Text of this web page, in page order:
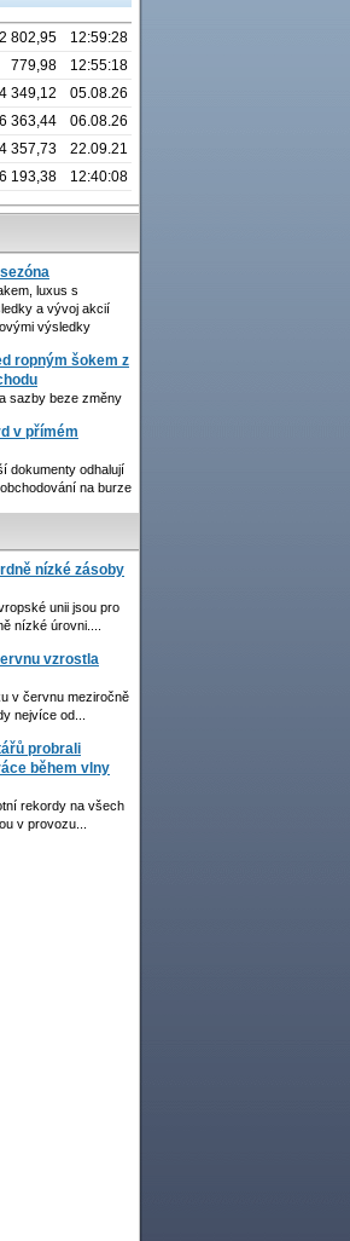
2 802,95
12:59:28
779,98
12:55:18
349,12
05.08.26
363,44
06.08.26
4 357,73
22.09.21
193,38 12:40:08
luxus s
a vývoj akcií
výsledky
ropným šokem z
sazby beze změny
v přímém
dokumenty odhalují
na burze
nízké zásoby
unii jsou pro
nízké úrovni....
vzrostla
v červnu meziročně
nejvíce od...
probrali
během vlny
rekordy na všech
v provozu...